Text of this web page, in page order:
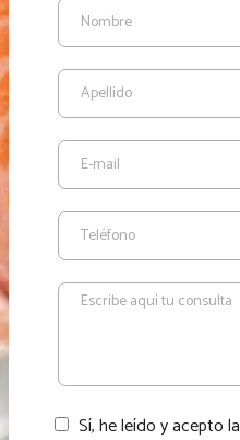
Sí, he leído y acepto la